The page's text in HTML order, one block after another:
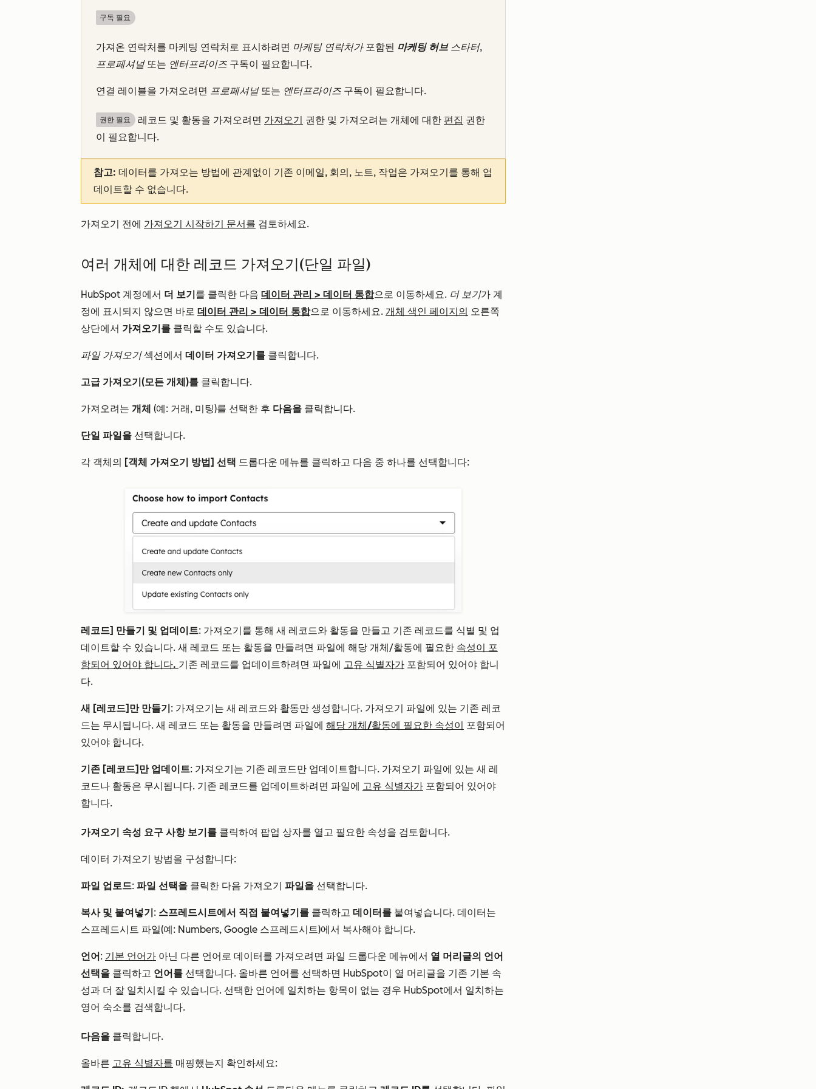
구독 필요
가져온 연락처를 마케팅 연락처로 표시하려면 마케팅 연락처가포함된 마케팅 허브 스타터,
프로페셔널또는 엔터프라이즈 구독이 필요합니다.
연결 레이블을 가져오려면 프로페셔널 또는 엔터프라이즈 구독이 필요합니다.
권한 필요 레코드 및 활동을 가져오려면 가져오기 권한 및 가져오려는 개체에 대한 편집 권한
이 필요합니다.
참고: 데이터를 가져오는 방법에 관계없이 기존 이메일, 회의, 노트, 작업은 가져오기를 통해 업
데이트할 수 없습니다.
가져오기 전에 가져오기 시작하기 문서를 검토하세요.
여러 개체에 대한 레코드 가져오기(단일 파일)
HubSpot 계정에서 더 보기를 클릭한 다음 데이터 관리 > 데이터 통합으로 이동하세요. 더 보기가 계
정에 표시되지 않으면 바로 데이터 관리 > 데이터 통합으로 이동하세요. 개체 색인 페이지의 오른쪽
상단에서 가져오기를 클릭할 수도 있습니다.
파일 가져오기섹션에서 데이터 가져오기를 클릭합니다.
고급 가져오기(모든 개체)를 클릭합니다.
가져오려는 개체 (예: 거래, 미팅)를 선택한 후 다음을 클릭합니다.
단일 파일을 선택합니다.
각 객체의 [객체 가져오기 방법] 선택 드롭다운 메뉴를 클릭하고 다음 중 하나를 선택합니다:
레코드] 만들기 및 업데이트: 가져오기를 통해 새 레코드와 활동을 만들고 기존 레코드를 식별 및 업
데이트할 수 있습니다. 새 레코드 또는 활동을 만들려면 파일에 해당 개체/활동에 필요한 속성이 포
함되어 있어야 합니다. 기존 레코드를 업데이트하려면 파일에 고유 식별자가 포함되어 있어야 합니
다.
새 [레코드]만 만들기: 가져오기는 새 레코드와 활동만 생성합니다. 가져오기 파일에 있는 기존 레코
드는 무시됩니다. 새 레코드 또는 활동을 만들려면 파일에 해당 개체/활동에 필요한 속성이 포함되어
있어야 합니다.
기존 [레코드]만 업데이트: 가져오기는 기존 레코드만 업데이트합니다. 가져오기 파일에 있는 새 레
코드나 활동은 무시됩니다. 기존 레코드를 업데이트하려면 파일에 고유 식별자가 포함되어 있어야
합니다.
가져오기 속성 요구 사항 보기를 클릭하여 팝업 상자를 열고 필요한 속성을 검토합니다.
데이터 가져오기 방법을 구성합니다:
파일 업로드: 파일 선택을 클릭한 다음 가져오기 파일을 선택합니다.
복사 및 붙여넣기: 스프레드시트에서 직접 붙여넣기를 클릭하고 데이터를 붙여넣습니다. 데이터는
스프레드시트 파일(예: Numbers, Google 스프레드시트)에서 복사해야 합니다.
언어: 기본 언어가 아닌 다른 언어로 데이터를 가져오려면 파일 드롭다운 메뉴에서 열 머리글의 언어
선택을 클릭하고 언어를 선택합니다. 올바른 언어를 선택하면 HubSpot이 열 머리글을 기존 기본 속
성과 더 잘 일치시킬 수 있습니다. 선택한 언어에 일치하는 항목이 없는 경우 HubSpot에서 일치하는
영어 숙소를 검색합니다.
다음을 클릭합니다.
올바른 고유 식별자를 매핑했는지 확인하세요: